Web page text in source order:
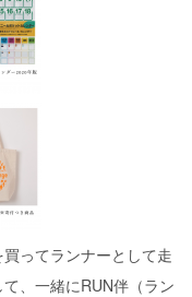
ってランナーとして走
、一緒にRUN伴（ラン